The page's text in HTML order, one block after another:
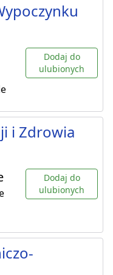
Dodaj do
ulubionych
i Zdrowia
Dodaj do
ulubionych